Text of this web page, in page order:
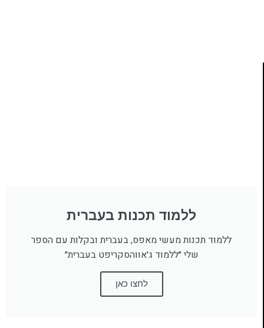
ללמוד תכנות בעברית
ללמוד תכנות מעשי מאפס, בעברית ובקלות עם הספר
שלי ״ללמוד ג׳אווהסקריפט בעברית״
לחצו כאן